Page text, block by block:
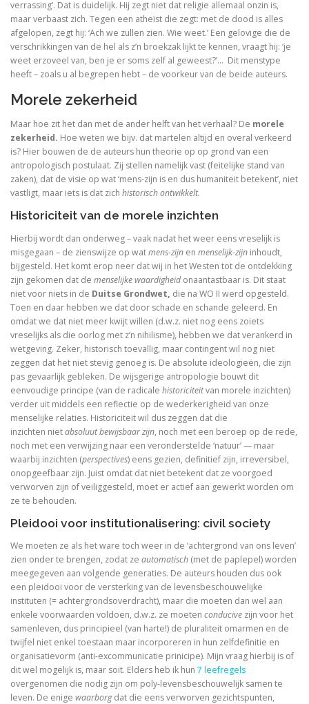
The changing faces of Jesus
Adrianus VI (1459-1523). De tragische paus uit de
Toen onze wereld christelijk werd
De Arminiaanse vredeskerk. Redevoeringen van
Het verloren koninkrijk
Herinneringen aan Socrates
Wakend over God
Martin Luther
Luther en ‘zijn Joden’
Brand Luther / Het merk ‘Luther’
verrassing’. Dat is duidelijk. Hij zegt niet dat religie allemaal onzin is,
maar verbaast zich. Tegen een atheïst die zegt: met de dood is alles
afgelopen, zegt hij: ‘Ach we zullen zien. Wie weet.’ Een gelovige die de
verschrikkingen van de hel als z’n broekzak lijkt te kennen, vraagt hij: ‘je
weet erzoveel van, ben je er soms zelf al geweest?’… Dit menstype
heeft – zoals u al begrepen hebt – de voorkeur van de beide auteurs.
Morele zekerheid
Maar hoe zit het dan met de ander helft van het verhaal? De morele
zekerheid. Hoe weten we bijv. dat martelen altijd en overal verkeerd
is? Hier bouwen de de auteurs hun theorie op op grond van een
antropologisch postulaat. Zij stellen namelijk vast (feitelijke stand van
zaken), dat de visie op wat ‘mens-zijn is en dus humaniteit betekent’, niet
vastligt, maar iets is dat zich historisch ontwikkelt.
Historiciteit van de morele inzichten
Hierbij wordt dan onderweg – vaak nadat het weer eens vreselijk is
misgegaan – de zienswijze op watmens-zijn en menselijk-zijn inhoudt,
bijgesteld. Het komt erop neer dat wij in het Westen tot de ontdekking
zijn gekomen dat de menselijke waardigheidonaantastbaar is. Dit staat
niet voor niets in de Duitse Grondwet, die na WO II werd opgesteld.
Toen en daar hebben we dat door schade en schande geleerd. En
omdat we dat niet meer kwijt willen (d.w.z. niet nog eens zoiets
vreselijks als die oorlog met z’n nihilisme), hebben we dat verankerd in
wetgeving. Zeker, historisch toevallig, maar contingent wil nog niet
zeggen dat het niet stevig genoeg is. De absolute ideologieën, die zijn
pas gevaarlijk gebleken. De wijsgerige antropologie bouwt dit
eenvoudige principe (van de radicale historiciteitvan morele inzichten)
verder uit middels een reflectie op de wederkerigheid van onze
menselijke relaties. Historiciteit wil dus zeggen dat die
inzichten nietabsoluut bewijsbaar zijn, noch met een beroep op de rede,
noch met een verwijzing naar een veronderstelde ‘natuur’ — maar
waarbij inzichten (perspectives) eens gezien, definitief zijn, irreversibel,
onopgeefbaar zijn. Juist omdat dat niet betekent dat ze voorgoed
verworven zijn of veiliggesteld, moet er actief aan gewerkt worden om
ze te behouden.
Pleidooi voor institutionalisering: civil society
We moeten ze als het ware toch weer in de ‘achtergrond van ons leven’
zien onder te brengen, zodat ze automatisch (met de paplepel) worden
meegegeven aan volgende generaties. De auteurs houden dus ook
een pleidooi voor de versterking van de levensbeschouwelijke
instituten (= achtergrondsoverdracht), maar die moeten dan wel aan
enkele voorwaarden voldoen, d.w.z. ze moeten conducive zijn voor het
samenleven, dus principieel (van harte!) de pluraliteit omarmen en de
twijfel niet enkel toestaan maar incorporeren in hun zelfdefinitie en
organisatievorm (anti-excommunicatie prinicipe). Mijn vraag hierbij is of
dit wel mogelijk is, maar soit. Elders heb ik hun 7 leefregels
overgenomen die nodig zijn om poly-levensbeschouwelijk samen te
leven. De enige waarborgdat die eens verworven gezichtspunten,